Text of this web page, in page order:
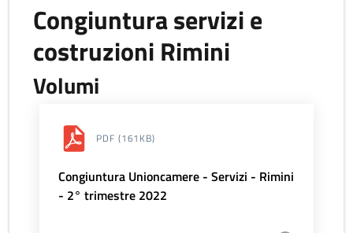
Congiuntura servizi e
costruzioni Rimini
Volumi
PDF (161KB)
Congiuntura Unioncamere - Servizi - Rimini
- 2° trimestre 2022